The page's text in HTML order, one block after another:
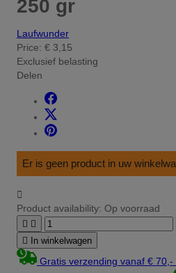
250 gr
Laufwunder
Price: € 3,15
Exclusief belasting
Delen
Er is geen product in uw

Product availability: Op voorraad
 
 In winkelwagen
Gratis verzending vanaf € 70,-